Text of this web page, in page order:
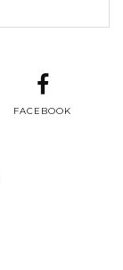
FACEBOOK